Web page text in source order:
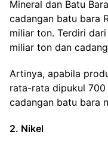
Mineral dan Batu
cadangan batu bara
miliar ton. Terdiri
miliar ton dan
Artinya, apabila
rata-rata dipukul
cadangan batu bara
2. Nikel